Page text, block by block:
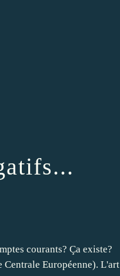
courants? Ça existe?
Européenne). L'art